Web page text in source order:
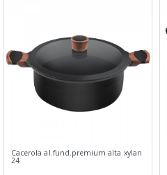
Cacerola al.fund.premium alta xylan
24